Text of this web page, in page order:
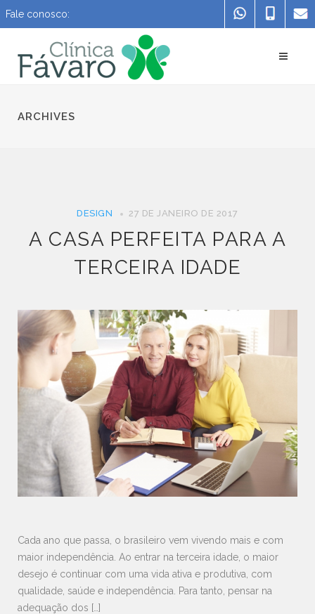
Fale conosco:
ARCHIVES
DESIGN 27 DE JANEIRO DE 2017
A CASA PERFEITA PARA A
TERCEIRA IDADE
Cada ano que passa, o brasileiro vem vivendo mais e com
maior independência. Ao entrar na terceira idade, o maior
desejo é continuar com uma vida ativa e produtiva, com
qualidade, saúde e independência. Para tanto, pensar na
adequação dos […]